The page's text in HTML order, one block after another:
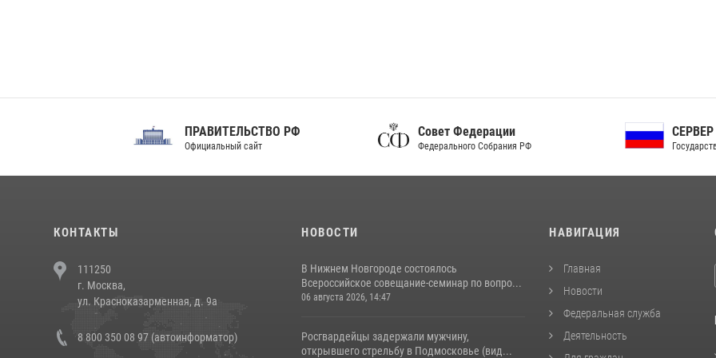
ПРАВИТЕЛЬСТВО РФ
Официальный сайт
Совет Федерации
Федерального Собрания РФ
СЕРВЕР ОРГАНОВ
Государственной власти РФ
КОНТАКТЫ
111250
г. Москва,
ул. Красноказарменная, д. 9а
8 800 350 08 97 (автоинформатор)
НОВОСТИ
В Нижнем Новгороде состоялось
Всероссийское совещание-семинар по вопро...
06 августа 2026, 14:47
Росгвардейцы задержали мужчину,
открывшего стрельбу в Подмосковье (вид...
НАВИГАЦИЯ
Главная
Новости
Федеральная служба
Деятельность